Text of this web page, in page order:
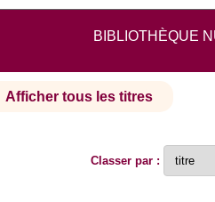
BIBLIOTHÈQUE
Afficher tous les titres
Classer par :